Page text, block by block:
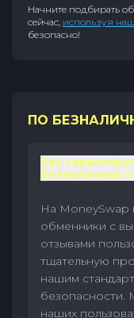
Начните подбирать
сейчас, используя
безопасно!
ПО
Как
безналичных
На MoneySwap
обменники с
отзывами
тщательную
нашим
безопасности.
наших